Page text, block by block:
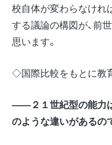
校自体が変わらなけれ
する議論の構図が、前
思います。
◇国際比較をもとに教
――２１世紀型の能力
のような違いがあるの